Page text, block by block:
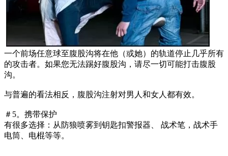
一个前场任意球至腹股沟将在他（或她）的轨道停止几乎所有
的攻击者。如果您无法踢好腹股沟，请尽一切可能打击腹股
沟。
与普遍的看法相反，腹股沟注射对男人和女人都有效。
＃5。携带保护
有很多选择：从防狼喷雾到钥匙扣警报器、 战术笔，战术手
电筒、电棍等等。